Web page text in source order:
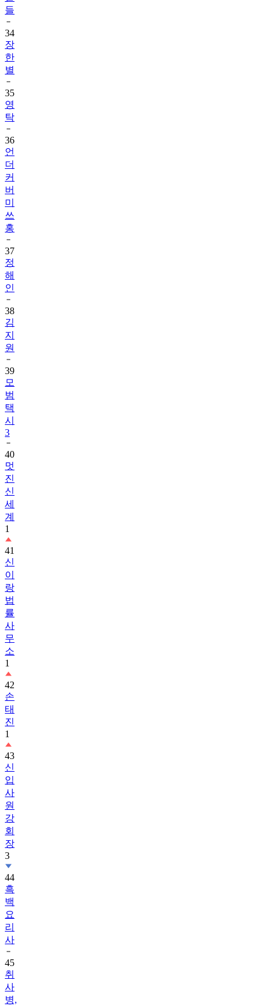
들
34
장
한
별
35
영
탁
36
언
더
커
버
미
쓰
홍
37
정
해
인
38
김
지
원
39
모
범
택
시
3
40
멋
진
신
세
계
1
41
신
이
랑
법
률
사
무
소
1
42
손
태
진
1
43
신
입
사
원
강
회
장
3
44
흑
백
요
리
사
45
취
사
병,